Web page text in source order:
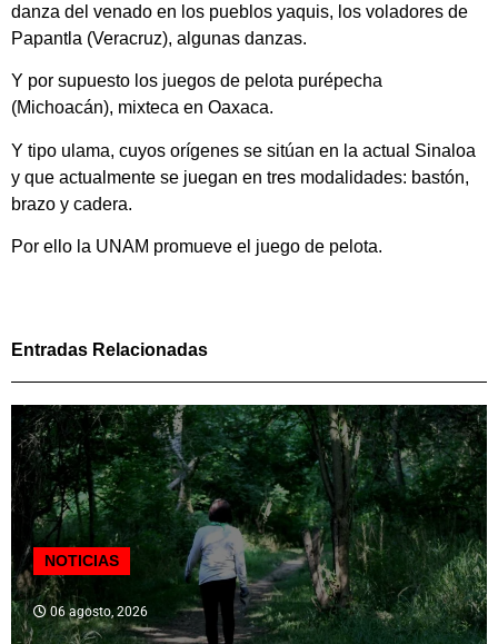
danza del venado en los pueblos yaquis, los voladores de
Papantla (Veracruz), algunas danzas.
Y por supuesto los juegos de pelota purépecha
(Michoacán), mixteca en Oaxaca.
Y tipo ulama, cuyos orígenes se sitúan en la actual Sinaloa
y que actualmente se juegan en tres modalidades: bastón,
brazo y cadera.
Por ello la UNAM promueve el juego de pelota.
Entradas Relacionadas
NOTICIAS
06 agosto, 2026